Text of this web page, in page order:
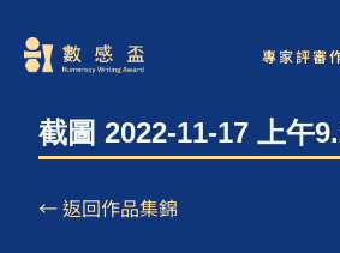
專家評審
截圖 2022-11-17 上午
← 返回作品集錦